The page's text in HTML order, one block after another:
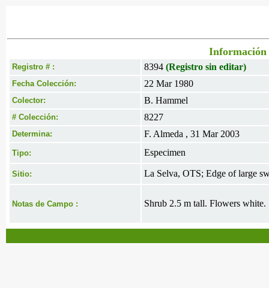
Información
Registro # : 8394 (Registro sin editar)
Fecha Colección: 22 Mar 1980
Colector: B. Hammel
# Colección: 8227
Determina: F. Almeda , 31 Mar 2003
Tipo: Especimen
Sitio: La Selva, OTS; Edge of large
Notas de Campo : Shrub 2.5 m tall. Flowers white.